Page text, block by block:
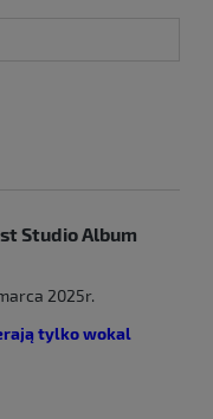
płatności
Studio Album
2025r.
tylko wokal